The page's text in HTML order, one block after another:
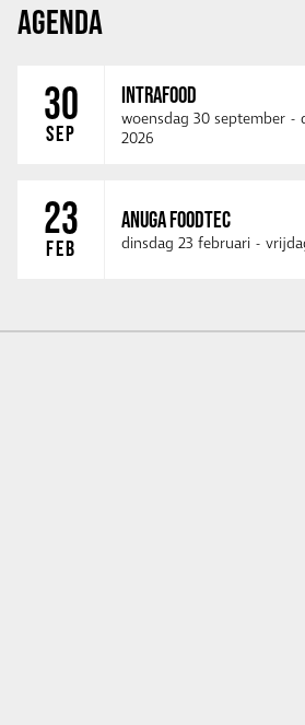
AGENDA
30
SEP
INTRAFOOD
woensdag 30 september -
2026
23
FEB
ANUGA FOODTEC
dinsdag 23 februari -